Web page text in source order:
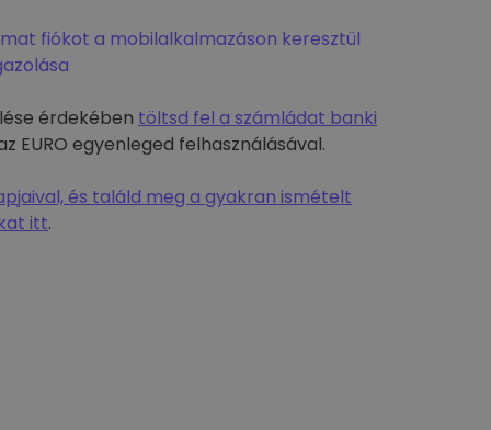
fiókot a mobilalkalmazáson keresztül
érdekében töltsd fel a számládat banki
EURO egyenleged felhasználásával.
és találd meg a gyakran ismételt
itt.